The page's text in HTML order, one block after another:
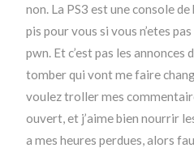
non. La PS3 est une console
pis pour vous si vous n’etes
pwn. Et c’est pas les
tomber qui vont me faire
voulez troller mes
ouvert, et j’aime bien nourrir
a mes heures perdues, alors